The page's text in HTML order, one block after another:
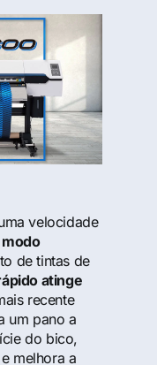
velocidade
de tintas de
atinge
recente
um pano a
do bico,
melhora a